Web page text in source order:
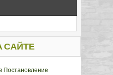
САЙТЕ
Постановление